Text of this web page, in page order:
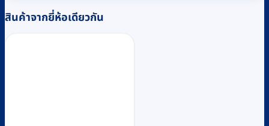
สินค้าจากยี่ห้อเดียวกัน